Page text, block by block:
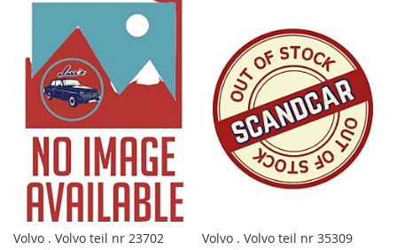
HINZUFÜGEN
VERGLEICHSLISTE
HINZUFÜGEN
HINZUFÜGEN
HINZUFÜGEN
Volvo . Volvo teil nr 23702
Volvo . Volvo teil nr 35309